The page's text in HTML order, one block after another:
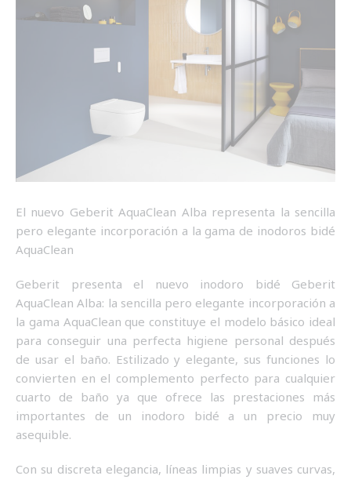
El nuevo Geberit AquaClean Alba representa la sencilla
pero elegante incorporación a la gama de inodoros bidé
AquaClean
Geberit presenta el nuevo inodoro bidé Geberit
AquaClean Alba: la sencilla pero elegante incorporación a
la gama AquaClean que constituye el modelo básico ideal
para conseguir una perfecta higiene personal después
de usar el baño. Estilizado y elegante, sus funciones lo
convierten en el complemento perfecto para cualquier
cuarto de baño ya que ofrece las prestaciones más
importantes de un inodoro bidé a un precio muy
asequible.
Con su discreta elegancia, líneas limpias y suaves curvas,